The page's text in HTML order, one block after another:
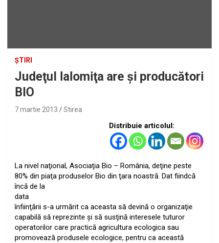
ȘTIRI
Judeţul Ialomiţa are şi producători
BIO
7 martie 2013 Stirea
Distribuie articolul:
La nivel naţional, Asociaţia Bio – România, deţine peste
80% din piaţa produselor Bio din ţara noastră. Dat fiindcă
încă de la
data
înfiinţării s-a urmărit ca aceasta să devină o organizaţie
capabilă să reprezinte şi să susţină interesele tuturor
operatorilor care practică agricultura ecologica sau
promovează produsele ecologice, pentru ca această